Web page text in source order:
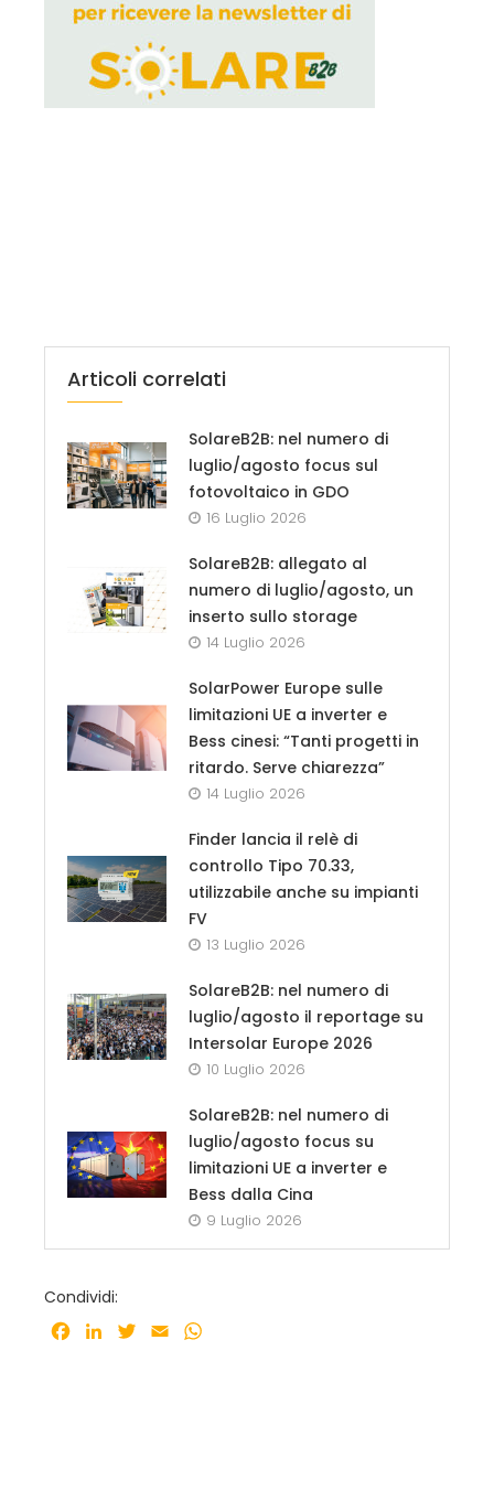
Articoli correlati
SolareB2B: nel numero di
luglio/agosto focus sul
fotovoltaico in GDO
16 Luglio 2026
SolareB2B: allegato al
numero di luglio/agosto, un
inserto sullo storage
14 Luglio 2026
SolarPower Europe sulle
limitazioni UE a inverter e
Bess cinesi: “Tanti progetti in
ritardo. Serve chiarezza”
14 Luglio 2026
Finder lancia il relè di
controllo Tipo 70.33,
utilizzabile anche su impianti
FV
13 Luglio 2026
SolareB2B: nel numero di
luglio/agosto il reportage su
Intersolar Europe 2026
10 Luglio 2026
SolareB2B: nel numero di
luglio/agosto focus su
limitazioni UE a inverter e
Bess dalla Cina
9 Luglio 2026
Condividi:
Facebook
LinkedInTwitter
Email